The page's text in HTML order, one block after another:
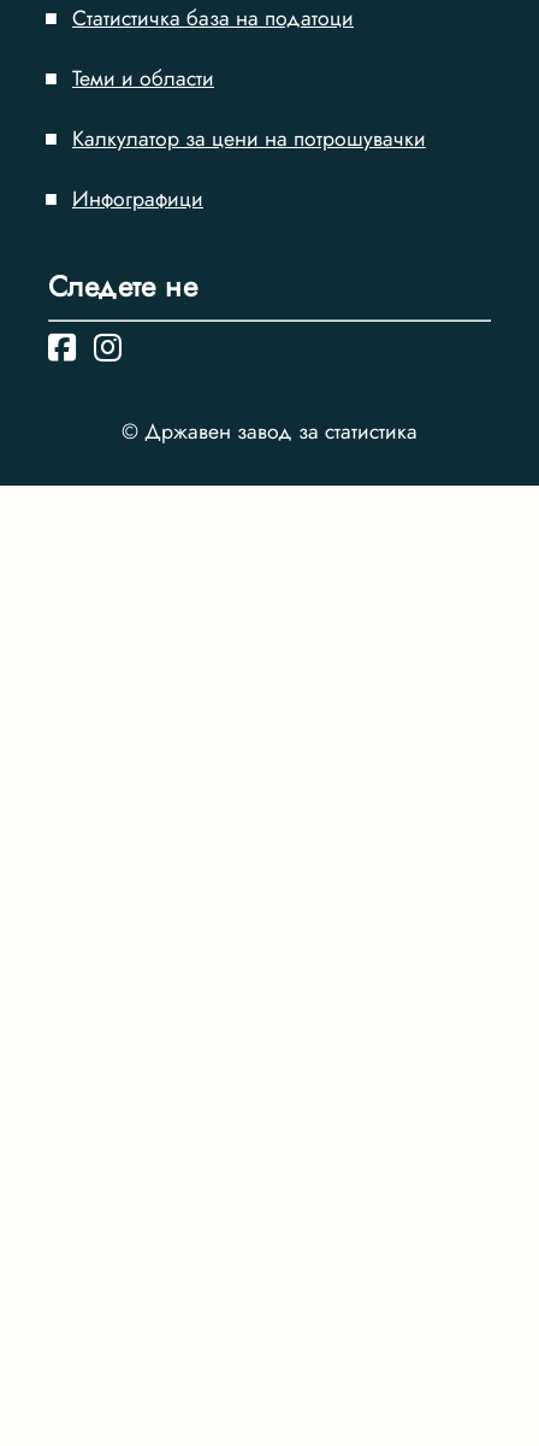
Статистичка база на податоци
Теми и области
Калкулатор за цени на потрошувачки
Инфографици
Следете нe
© Државен завод за статистика